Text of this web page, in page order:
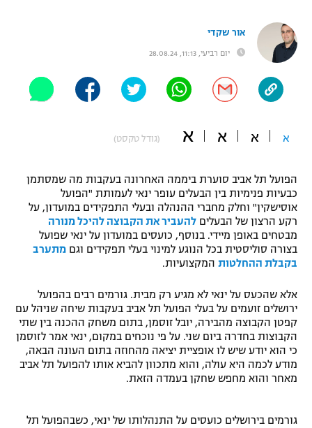
"מחצית בשכונה" – פודקאסט
משתתפים וזוכים בפרסים
תקנון משתתפים וזוכים בפרסים
תקנון עבור פעילות אלקטרה
תקנון עבור פעילות ספורט 1 – "מרלן"
גיימינג E-Sports
תנאי שימוש
מדיניות פרטיות
תקנון פעילות ספורט 1
רשיון להקרנה פומבית לבית עסק
היאבקות WWE
ספורט מוטורי
כדורמים
בייסבול MLB
ספורט אתגרי ואקסטרים
אומנויות לחימה
גיימינג E-Sports
אור שקדי
יום רביעי, 11:13, 28.08.24
א א א א (גודל טקסט)
הפועל תל אביב סוערת ביממה האחרונה בעקבות מה שמסתמן
כבעיות פנימיות בין הבעלים עופר ינאי לעמותת "הפועל
אוסישקין" וחלק מחברי ההנהלה ובעלי התפקידים במועדון, על
רקע הרצון של הבעלים להעביר את הקבוצה להיכל מנורה
מבטחים באופן מיידי. בנוסף, כועסים במועדון על ינאי שפועל
בצורה סוליסטית בכל הנוגע למינוי בעלי תפקידים וגם מתערב
בקבלת ההחלטות המקצועיות.
אלא שהכעס על ינאי לא מגיע רק מבית. גורמים רבים בהפועל
ירושלים זועמים על בעלי הפועל תל אביב בעקבות שיחה שניהל עם
קפטן הקבוצה מהבירה, יובל זוסמן, בתום משחק ההכנה בין שתי
הקבוצות בחדרה ביום שני. על פי נוכחים במקום, ינאי אמר לזוסמן
כי הוא יודע שיש לו אופציית יציאה מהחוזה בתום העונה הבאה,
מודע לכמה היא עולה, והוא מתכוון להביא אותו להפועל תל אביב
מאחר והוא מחפש שחקן בעמדה הזאת.
גורמים בירושלים כועסים על התנהלותו של ינאי, כשבהפועל תל